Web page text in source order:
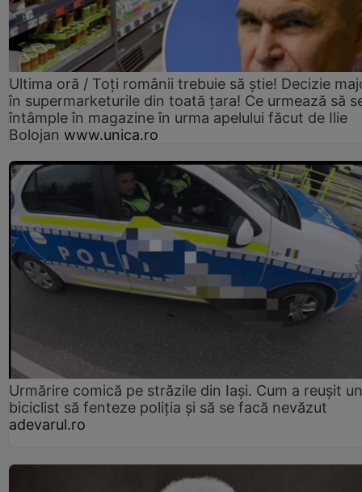
Ultima oră / Toți românii trebuie să știe! Decizie
în supermarketurile din toată țara! Ce urmează să
întâmple în magazine în urma apelului făcut de Ilie
Bolojan www.unica.ro
Urmărire comică pe străzile din Iași. Cum a reușit un
biciclist să fenteze poliția și să se facă nevăzut
adevarul.ro